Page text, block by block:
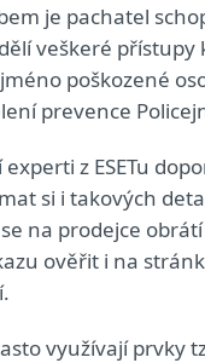
je pachatel
veškeré
poškozené
prevence
experti z ESETu
si i takových
na prodejce
ověřit i na
využívají prvky